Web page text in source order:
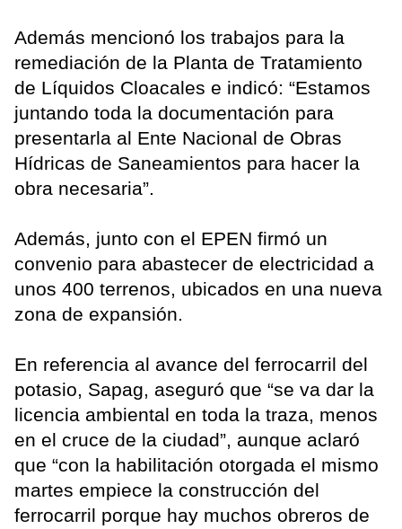
Además mencionó los trabajos para la
remediación de la Planta de Tratamiento
de Líquidos Cloacales e indicó: “Estamos
juntando toda la documentación para
presentarla al Ente Nacional de Obras
Hídricas de Saneamientos para hacer la
obra necesaria”.
Además, junto con el EPEN firmó un
convenio para abastecer de electricidad a
unos 400 terrenos, ubicados en una nueva
zona de expansión.
En referencia al avance del ferrocarril del
potasio, Sapag, aseguró que “se va dar la
licencia ambiental en toda la traza, menos
en el cruce de la ciudad”, aunque aclaró
que “con la habilitación otorgada el mismo
martes empiece la construcción del
ferrocarril porque hay muchos obreros de